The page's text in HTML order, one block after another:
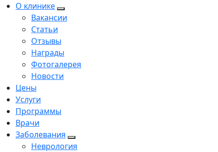
О клинике
Вакансии
Статьи
Отзывы
Награды
Фотогалерея
Новости
Цены
Услуги
Программы
Врачи
Заболевания
Неврология